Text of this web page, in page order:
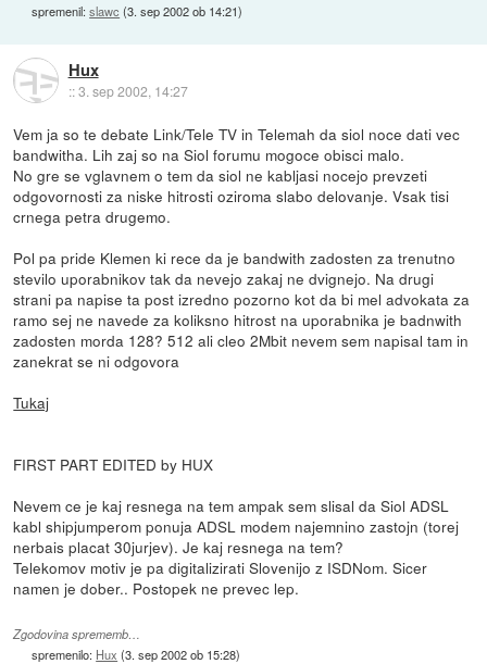
spremenil:slawc (3. sep 2002 ob 14:21)
Hux
::3. sep 2002, 14:27
Vem ja so te debate Link/Tele TV in Telemah da siol noce dati vec
bandwitha. Lih zaj so na Siol forumu mogoce obisci malo.
No gre se vglavnem o tem da siol ne kabljasi nocejo prevzeti
odgovornosti za niske hitrosti oziroma slabo delovanje. Vsak tisi
crnega petra drugemo.
Pol pa pride Klemen ki rece da je bandwith zadosten za trenutno
stevilo uporabnikov tak da nevejo zakaj ne dvignejo. Na drugi
strani pa napise ta post izredno pozorno kot da bi mel advokata za
ramo sej ne navede za koliksno hitrost na uporabnika je badnwith
zadosten morda 128? 512 ali cleo 2Mbit nevem sem napisal tam in
zanekrat se ni odgovora
Tukaj
FIRST PART EDITED by HUX
Nevem ce je kaj resnega na tem ampak sem slisal da Siol ADSL
kabl shipjumperom ponuja ADSL modem najemnino zastojn (torej
nerbais placat 30jurjev). Je kaj resnega na tem?
Telekomov motiv je pa digitalizirati Slovenijo z ISDNom. Sicer
namen je dober.. Postopek ne prevec lep.
Zgodovina sprememb…
spremenilo: Hux (3. sep 2002 ob 15:28)